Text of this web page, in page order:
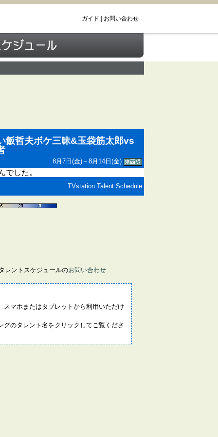
ガイド お問い合わせ
飯哲夫ボケ三昧&玉袋筋太郎vs
8月7日(金)～8月14日(金)
でした。
TVstation Talent Schedule
レントスケジュールのお問い合わせ
マホまたはタブレットから利用いただけ
グのタレント名をクリックしてご覧くださ